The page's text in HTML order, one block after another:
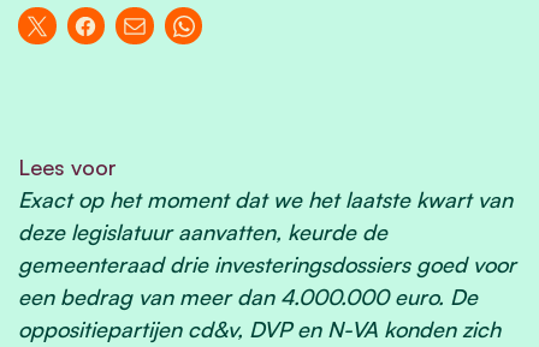
Lees voor
Exact op het moment dat we het laatste kwart van
deze legislatuur aanvatten, keurde de
gemeenteraad drie investeringsdossiers goed voor
een bedrag van meer dan 4.000.000 euro. De
oppositiepartijen cd&v, DVP en N-VA konden zich